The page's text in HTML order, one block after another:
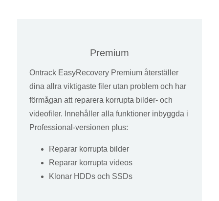
Premium
Ontrack EasyRecovery Premium återställer
dina allra viktigaste filer utan problem och har
förmågan att reparera korrupta bilder- och
videofiler. Innehåller alla funktioner inbyggda i
Professional-versionen plus:
Reparar korrupta bilder
Reparar korrupta videos
Klonar HDDs och SSDs